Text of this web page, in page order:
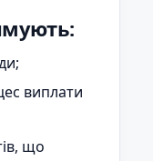
виплати
що